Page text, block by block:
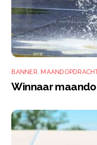
BANNER,
Winnaar